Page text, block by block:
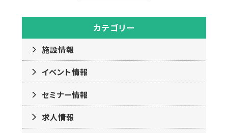
カテゴリー
施設情報
イベント情報
セミナー情報
求人情報